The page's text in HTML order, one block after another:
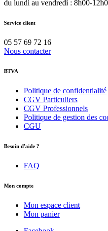
du lundi au vendredi : 8h00-
Service client
05 57 69 72 16
Nous contacter
BTVA
Politique de confidentialité
CGV Particuliers
CGV Professionnels
Politique de gestion des
CGU
Besoin d'aide ?
FAQ
Mon compte
Mon espace client
Mon panier